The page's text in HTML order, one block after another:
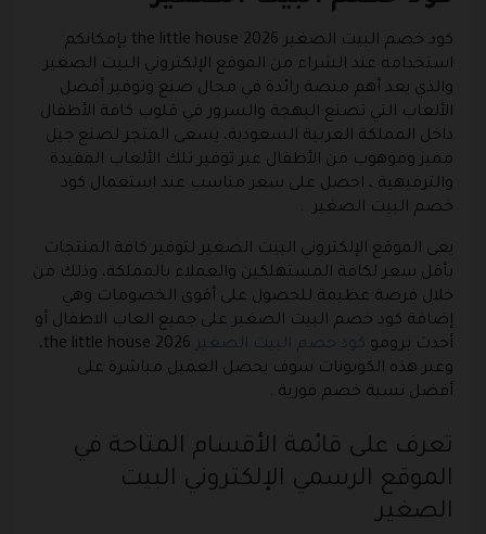
كود خصم البيت الصغير the little house 2026 بإمكانكم
استخدامه عند الشراء من الموقع الإلكتروني البيت الصغير
والذي يعد أهم منصة رائدة في مجال صنع وتوفير أفضل
الألعاب التي تصنع البهجة والسرور في قلوب كافة الأطفال
داخل المملكة العربية السعودية، يسعى المتجر لصنع جيل
مميز وموهوب من الأطفال عبر توفير تلك الألعاب المفيدة
والترفيهية ، احصل على سعر مناسب عند استعمال كود
خصم البيت الصغير .
يعى الموقع الإلكتروني البيت الصغير لتوفير كافة المنتجات
بأقل سعر لكافة المستهلكين والعملاء بالمملكة، وذلك من
خلال فرصة عظيمة للحصول على أقوى الخصومات وهي
إضافة كود خصم البيت الصغير على جميع العاب الاطفال أو
أحدث برومو كود خصم البيت الصغير
the little house 2026،
وعبر هذه الكوبونات سوف يحصل العميل مباشرة على
أفضل نسبة خصم فورية .
تعرف على قائمة الأقسام المتاحة في
الموقع الرسمي الإلكتروني البيت
الصغير